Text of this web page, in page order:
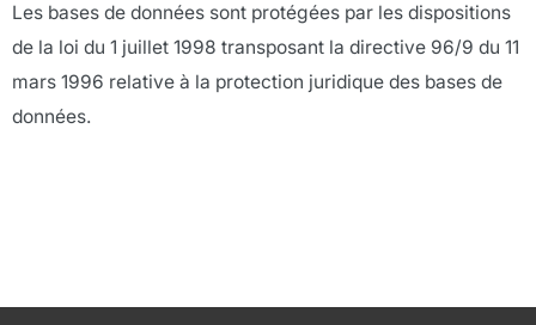
Les bases de données sont protégées par les dispositions
de la loi du 1 juillet 1998 transposant la directive 96/9 du 11
mars 1996 relative à la protection juridique des bases de
données.